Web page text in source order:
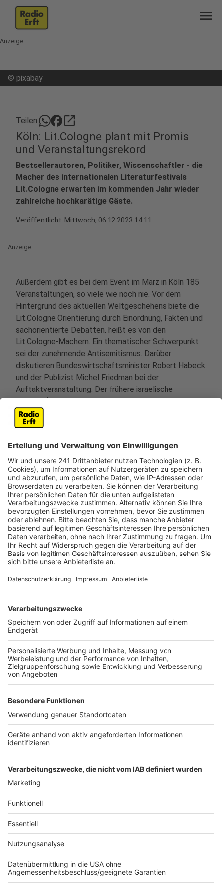
menu
Anzeige
© pixabay
Teilen: open_in_new
Köln: Lit.Cologne plant mit Promis
und Veranstaltungsrekord
Bestsellerautoren, Politiker, Wissenschaftler - die
Macher des internationalen Literaturfestivals
Lit.Cologne erwarten im kommenden Jahr wieder
zahlreiche hochkarätige Gäste.
Veröffentlicht: Mittwoch, 06.12.2023 14:11
Anzeige
Außerdem gibt es bei dem Event im März in Köln 185
Veranstaltungen, so viele wie noch nie. Vor dem
Hintergrund des aktuellen Weltgeschehens biete die
Lit.Cologne Orientierung durch Einordnung, Fakten und
sachorientierte Debatten, heißt es von den
Lit.Cologne-Machern. Ein thematischer Schwerpunkt
sei der zunehmende Antisemitismus. Darüber
diskutieren Bundeswirtschaftsminister Robert Habeck
und der Publizist Michel Friedman bei der
Auftaktveranstaltung. Der frühere israelische
Botschafter Avi Primor spricht über die Situation in
Nahost. Die Lit-Cologne ist vom 5. bis 17. März.
Viele Autoren und bekannte Bücher
Anzeige
Unter den zahlreichen Autorinnen und Autoren, die zu
Lesungen oder Diskussionen anreisen wollen, sind die
Australierin Suzie Miller, die südkoreanische
Schriftstellerin Han Kang und der Ire Paul Murray.
Krimi-Fans dürfen sich auf das schwedische
Erfolgsduo Michael Hjorth und Hans Rosenfeldt
und David Safier („Miss Merkel“), aber auch
Schauspieler wie der Dortmunder „Tatort“-Darsteller
Jörg Hartmann und sein Kollege vom „Polizeiruf 110“,
Charly Hübner.
Fast 80 Veranstaltungen richten sich an Kinder und
Jugendliche. Auch die Lit.Kid.Cologne wird nach
mit Themen wie Rechtspopulismus, Klimawandel und
Armut. Doch vor allem für die Jüngsten gibt es auch
viele Aufführungen zu fröhlichen Klassikern, etwa „Leo
Lausemaus“ und „Ritter Rost“. Schauspielerin Anke
Engelke liest aus ihrer modernen Adaption der
berühmten „Häschenschule“.
Anzeige
Anzeige